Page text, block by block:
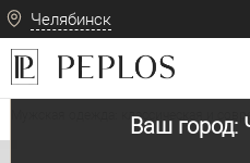
Челябинск
Ваш город:
Мужская одежда: классическая и